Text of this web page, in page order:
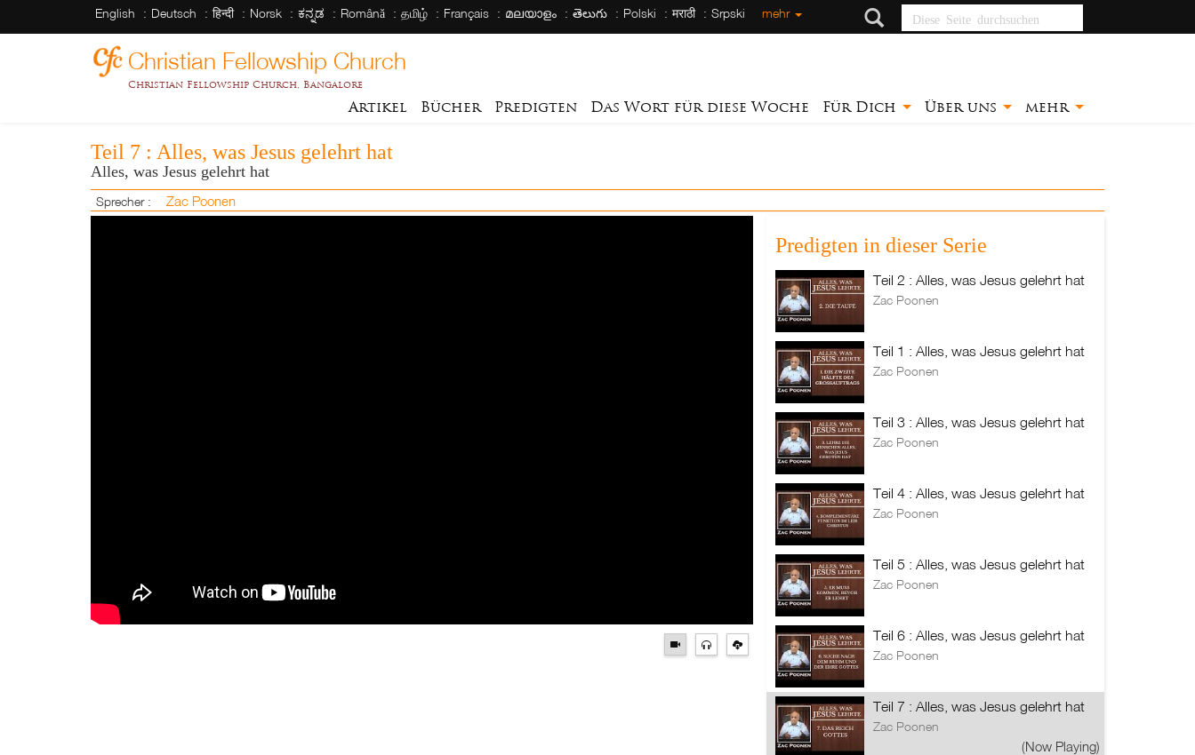
English Deutsch हिन्दी Norsk ಕನ್ನಡ Română தமிழ் Français മലയാളം తెలుగు Polski मराठी Srpski mehr
Diese Seite
durchsuchen
Christian Fellowship Church
Christian Fellowship Church, Bangalore
Artikel Bücher Predigten Das Wort für diese Woche Für Dich Über uns mehr
Teil 7 : Alles, was Jesus gelehrt hat
Alles, was Jesus gelehrt hat
Sprecher : Zac Poonen
Predigten in dieser Serie
Teil 2 : Alles, was Jesus gelehrt hat
Zac Poonen
Teil 1 : Alles, was Jesus gelehrt hat
Zac Poonen
Teil 3 : Alles, was Jesus gelehrt hat
Zac Poonen
Teil 4 : Alles, was Jesus gelehrt hat
Zac Poonen
Teil 5 : Alles, was Jesus gelehrt hat
Zac Poonen
Teil 6 : Alles, was Jesus gelehrt hat
Zac Poonen
Teil 7 : Alles, was Jesus gelehrt hat
Zac Poonen
(Now Playing)